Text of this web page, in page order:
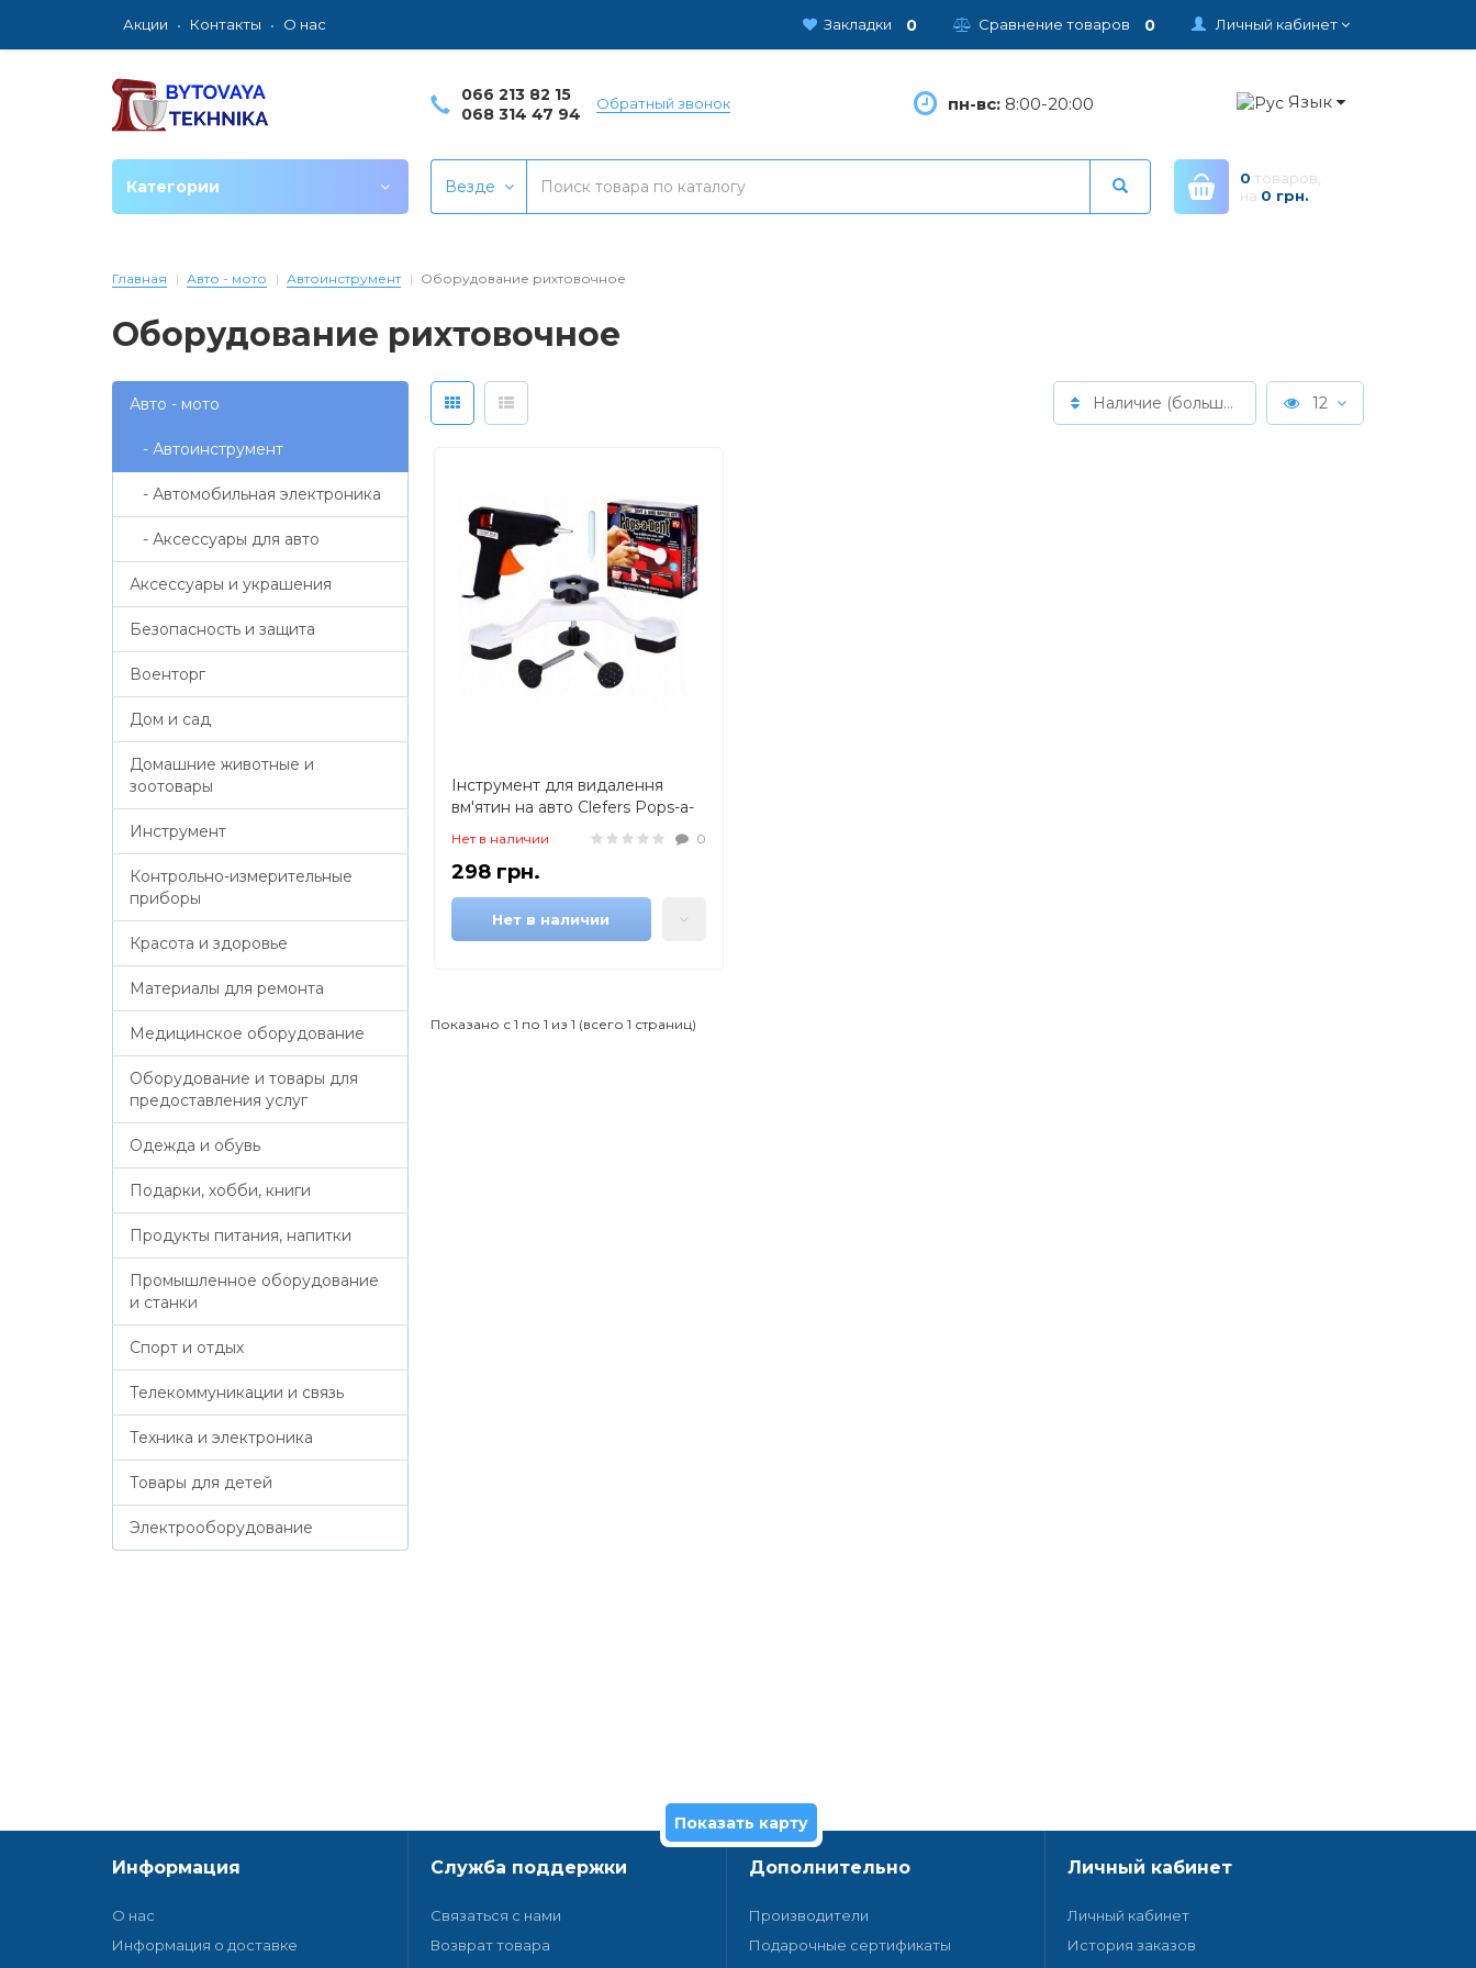
Акции Контакты О нас Личный кабинет
Закладки 0 Сравнение товаров 0
066 213 82 15
068 314 47 94
Обратный звонок пн-вс:8:00-20:00 Язык
Везде 0 товаров,
на 0 грн.
Категории
Главная Авто - мото Автоинструмент Оборудование рихтовочное
Оборудование рихтовочное
Авто - мото
- Автоинструмент
- Автомобильная электроника
- Аксессуары для авто
Аксессуары и украшения
Безопасность и защита
Военторг
Дом и сад
Домашние животные и
зоотовары
Инструмент
Контрольно-измерительные
приборы
Красота и здоровье
Материалы для ремонта
Медицинское оборудование
Оборудование и товары для
предоставления услуг
Одежда и обувь
Подарки, хобби, книги
Продукты питания, напитки
Промышленное оборудование
и станки
Спорт и отдых
Телекоммуникации и связь
Техника и электроника
Товары для детей
Электрооборудование
Наличие (больше > меньше)12
Інструмент для видалення
вм'ятин на авто Clefers Pops-a-
Den- Рихтування своїми руками
комплекті
Нет в наличии 0
298 грн.
Нет в наличии
Показано с 1 по 1 из 1 (всего 1 страниц)
Показать карту
Информация
О нас
Информация о доставке
Служба поддержки
Связаться с нами
Возврат товара
Дополнительно
Производители
Подарочные сертификаты
Личный кабинет
Личный кабинет
История заказов